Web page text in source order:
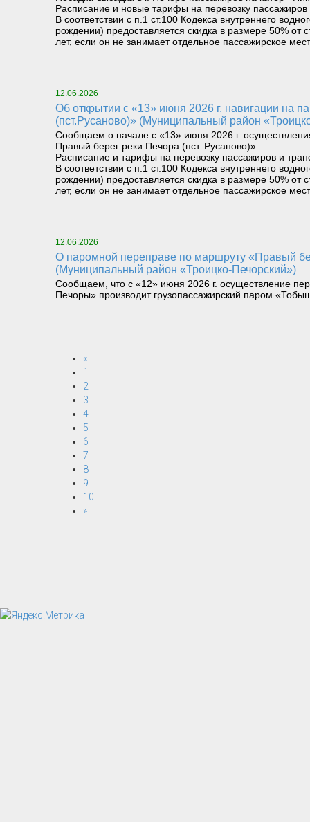
Расписание и новые тарифы на перевозку
В соответствии с п.1 ст.100 Кодекса внутреннего
рождении) предоставляется скидка в размере 50% от
лет, если он не занимает отдельное пассажирское
12.06.2026
Об открытии с «13» июня 2026 г. навигации на паромном маршруте «Левый берег реки Печора (Троицко-Печорск) – Правый берег реки Печора
(пст.Русаново)» (Муниципальный район
Сообщаем о начале с «13» июня 2026 г.
Правый берег реки Печора (пст. Русаново)».
Расписание и тарифы на перевозку пассажиров и
В соответствии с п.1 ст.100 Кодекса внутреннего
рождении) предоставляется скидка в размере 50% от
лет, если он не занимает отдельное пассажирское
12.06.2026
О паромной переправе по маршруту «Правый берег реки Илыч пст. Усть-Илыч – Левый берег реки Илыч пст. Палью – Левый берег Печоры»
(Муниципальный район «Троицко-Печорский»)
Сообщаем, что с «12» июня 2026 г. осуществление
Печоры» производит грузопассажирский паром
«
1
2
3
4
5
6
7
8
9
10
»